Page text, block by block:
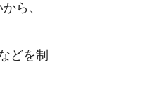
ら、
どを制